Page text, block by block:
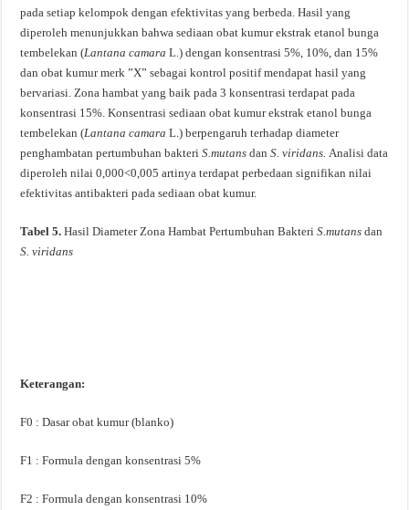
pada setiap kelompok dengan efektivitas yang berbeda. Hasil yang
diperoleh menunjukkan bahwa sediaan obat kumur ekstrak etanol bunga
tembelekan (Lantana camara L.) dengan konsentrasi 5%, 10%, dan 15%
dan obat kumur merk ”X” sebagai kontrol positif mendapat hasil yang
bervariasi. Zona hambat yang baik pada 3 konsentrasi terdapat pada
konsentrasi 15%. Konsentrasi sediaan obat kumur ekstrak etanol bunga
tembelekan (Lantana camara L.) berpengaruh terhadap diameter
penghambatan pertumbuhan bakteriS.mutans danS. viridans. Analisi data
diperoleh nilai 0,000<0,005 artinya terdapat perbedaan signifikan nilai
efektivitas antibakteri pada sediaan obat kumur.
Tabel 5.Hasil Diameter Zona Hambat Pertumbuhan BakteriS.mutans dan
S. viridans
Keterangan:
F0 : Dasar obat kumur (blanko)
F1 : Formula dengan konsentrasi 5%
F2 : Formula dengan konsentrasi 10%